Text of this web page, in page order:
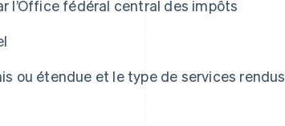
l’Office fédéral central des impôts
ou étendue et le type de services rendus